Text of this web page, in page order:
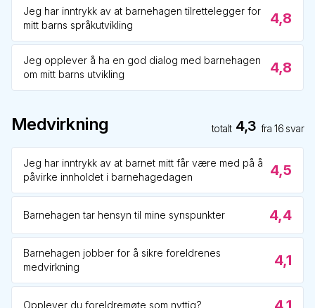
Jeg har inntrykk av at barnehagen tilrettelegger for
mitt barns språkutvikling
4,8
Jeg opplever å ha en god dialog med barnehagen
om mitt barns utvikling
4,8
Medvirkning totalt 4,3 fra16 svar
Jeg har inntrykk av at barnet mitt får være med på å
påvirke innholdet i barnehagedagen
4,5
Barnehagen tar hensyn til mine synspunkter 4,4
Barnehagen jobber for å sikre foreldrenes
medvirkning
4,1
Opplever du foreldremøte som nyttig?